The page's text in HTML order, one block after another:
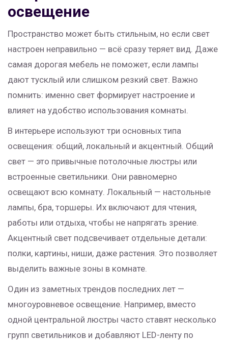
освещение
Пространство может быть стильным, но если свет
настроен неправильно — всё сразу теряет вид. Даже
самая дорогая мебель не поможет, если лампы
дают тусклый или слишком резкий свет. Важно
помнить: именно свет формирует настроение и
влияет на удобство использования комнаты.
В интерьере используют три основных типа
освещения: общий, локальный и акцентный. Общий
свет — это привычные потолочные люстры или
встроенные светильники. Они равномерно
освещают всю комнату. Локальный — настольные
лампы, бра, торшеры. Их включают для чтения,
работы или отдыха, чтобы не напрягать зрение.
Акцентный свет подсвечивает отдельные детали:
полки, картины, ниши, даже растения. Это позволяет
выделить важные зоны в комнате.
Один из заметных трендов последних лет —
многоуровневое освещение. Например, вместо
одной центральной люстры часто ставят несколько
групп светильников и добавляют LED-ленту по